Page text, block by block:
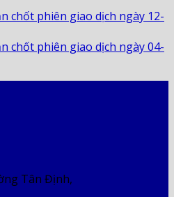
chốt phiên giao dịch ngày 12-
chốt phiên giao dịch ngày 04-
Tân Định,